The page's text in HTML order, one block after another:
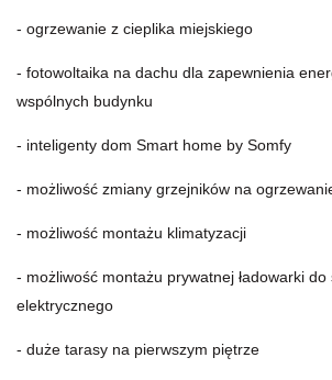
- ogrzewanie z cieplika miejskiego
- fotowoltaika na dachu dla zapewnienia
wspólnych budynku
- inteligenty dom Smart home by Somfy
- możliwość zmiany grzejników na
- możliwość montażu klimatyzacji
- możliwość montażu prywatnej ładowarki do
elektrycznego
- duże tarasy na pierwszym piętrze